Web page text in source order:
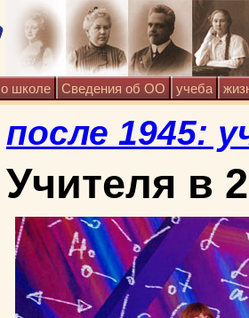
о школе Сведения об ОО учеба
после 1945:
Учителя в